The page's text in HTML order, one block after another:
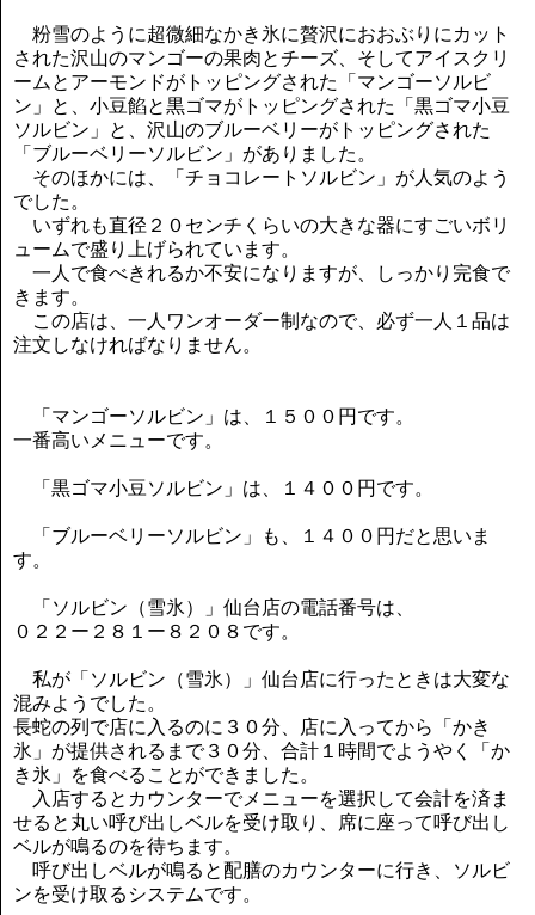
粉雪のように超微細なかき氷に贅沢におおぶりにカット
された沢山のマンゴーの果肉とチーズ、そしてアイスクリ
ームとアーモンドがトッピングされた「マンゴーソルビ
ン」と、小豆餡と黒ゴマがトッピングされた「黒ゴマ小豆
ソルビン」と、沢山のブルーベリーがトッピングされた
「ブルーベリーソルビン」がありました。
そのほかには、「チョコレートソルビン」が人気のよう
でした。
いずれも直径２０センチくらいの大きな器にすごいボリ
ュームで盛り上げられています。
一人で食べきれるか不安になりますが、しっかり完食で
きます。
この店は、一人ワンオーダー制なので、必ず一人１品は
注文しなければなりません。
「マンゴーソルビン」は、１５００円です。
一番高いメニューです。
「黒ゴマ小豆ソルビン」は、１４００円です。
「ブルーベリーソルビン」も、１４００円だと思いま
す。
「ソルビン（雪氷）」仙台店の電話番号は、
０２２ー２８１ー８２０８です。
私が「ソルビン（雪氷）」仙台店に行ったときは大変な
混みようでした。
長蛇の列で店に入るのに３０分、店に入ってから「かき
氷」が提供されるまで３０分、合計１時間でようやく「か
き氷」を食べることができました。
入店するとカウンターでメニューを選択して会計を済ま
せると丸い呼び出しベルを受け取り、席に座って呼び出し
ベルが鳴るのを待ちます。
呼び出しベルが鳴ると配膳のカウンターに行き、ソルビ
ンを受け取るシステムです。